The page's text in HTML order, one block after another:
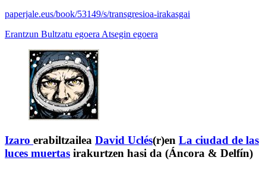
paperjale.eus/book/53149/s/transgresioa-irakasgai
Erantzun Bultzatu egoera Atsegin egoera
Izaro erabiltzailea David Uclés(r)en La ciudad de las
luces muertas irakurtzen hasi da (Áncora & Delfín)